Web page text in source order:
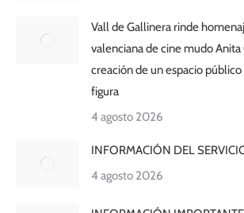
Vall de Gallinera rinde
valenciana de cine mudo Anita
creación de un espacio público
figura
4 agosto 2026
INFORMACIÓN DEL
4 agosto 2026